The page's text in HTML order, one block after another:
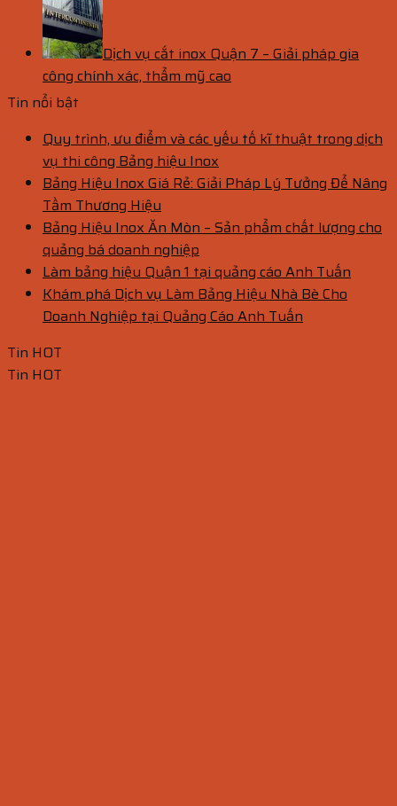
Dịch vụ cắt inox Quận 7 – Giải pháp gia
công chính xác, thẩm mỹ cao
Tin nổi bật
Quy trình, ưu điểm và các yếu tố kĩ thuật trong dịch
vụ thi công Bảng hiệu Inox
Bảng Hiệu Inox Giá Rẻ: Giải Pháp Lý Tưởng Để Nâng
Tầm Thương Hiệu
Bảng Hiệu Inox Ăn Mòn – Sản phẩm chất lượng cho
quảng bá doanh nghiệp
Làm bảng hiệu Quận 1 tại quảng cáo Anh Tuấn
Khám phá Dịch vụ Làm Bảng Hiệu Nhà Bè Cho
Doanh Nghiệp tại Quảng Cáo Anh Tuấn
Tin HOT
Tin HOT